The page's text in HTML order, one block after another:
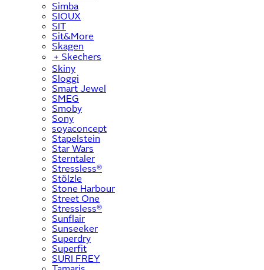
Simba
SIOUX
SIT
Sit&More
Skagen
﹢ Skechers
Skiny
Sloggi
Smart Jewel
SMEG
Smoby
Sony
soyaconcept
Stapelstein
Star Wars
Sterntaler
Stressless®
Stölzle
Stone Harbour
Street One
Stressless®
Sunflair
Sunseeker
Superdry
Superfit
SURI FREY